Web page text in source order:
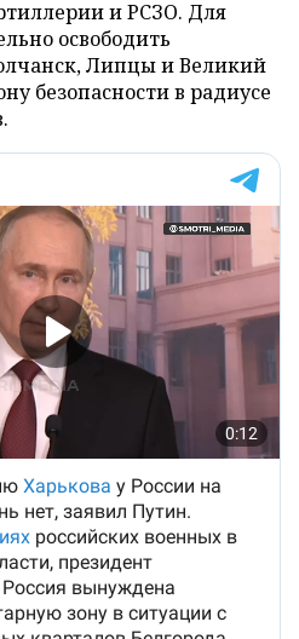
и РСЗО. Для
освободить
Липцы и Великий
безопасности в радиусе